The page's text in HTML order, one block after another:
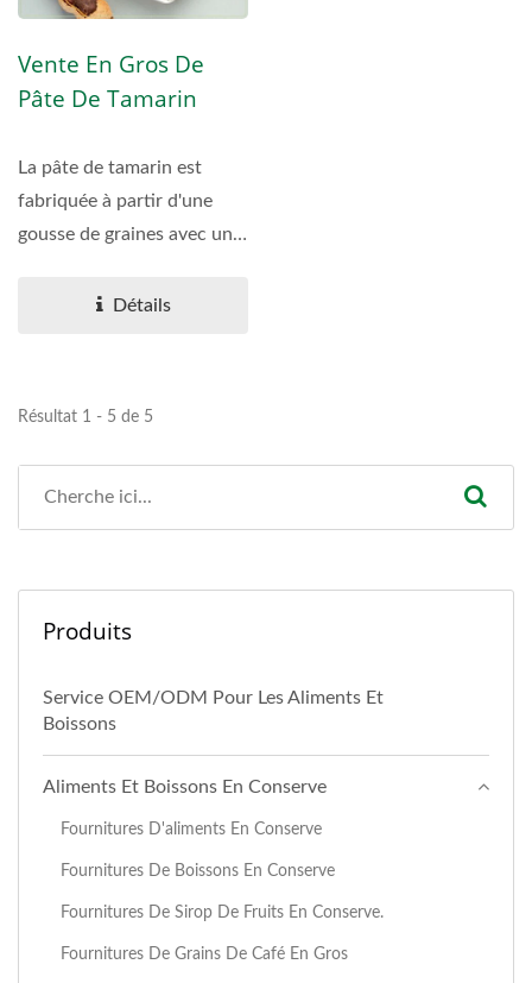
Vente En Gros De
Pâte De Tamarin
La pâte de tamarin est
fabriquée à partir d'une
gousse de graines avec une
Détails
Résultat 1 - 5 de 5
Produits
Service OEM/ODM Pour Les Aliments Et
Boissons
Aliments Et Boissons En Conserve
Fournitures D'aliments En Conserve
Fournitures De Boissons En Conserve
Fournitures De Sirop De Fruits En Conserve.
Fournitures De Grains De Café En Gros